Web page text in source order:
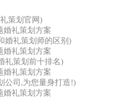
策划官网)
婚礼策划方案
婚礼策划师的区别)
婚礼策划方案
礼策划前十排名)
婚礼策划方案
公司,为您量身打造!)
婚礼策划方案